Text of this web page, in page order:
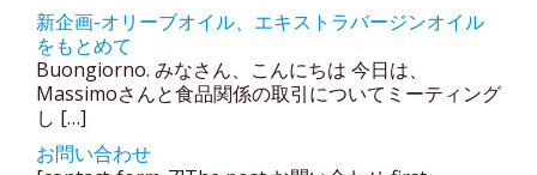
新企画-オリーブオイル、エキストラバージンオイル
をもとめて
Buongiorno. みなさん、こんにちは 今日は、
Massimoさんと食品関係の取引についてミーティング
し […]
お問い合わせ